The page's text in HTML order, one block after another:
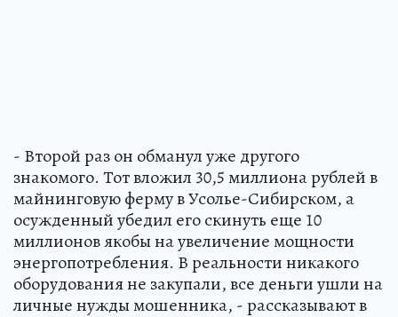
- Второй раз он обманул уже другого
знакомого. Тот вложил 30,5 миллиона рублей в
майнинговую ферму в Усолье-Сибирском, а
осужденный убедил его скинуть еще 10
миллионов якобы на увеличение мощности
энергопотребления. В реальности никакого
оборудования не закупали, все деньги ушли на
личные нужды мошенника, - рассказывают в